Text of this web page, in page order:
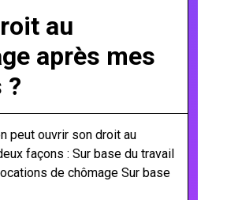
au
après mes
?
peut ouvrir son droit au
façons : Sur base du travail
de chômage Sur base